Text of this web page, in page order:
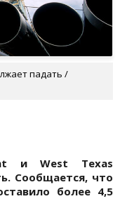
падать /
и West Texas
Сообщается, что
более 4,5